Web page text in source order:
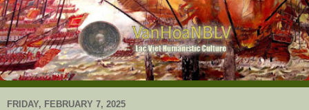
FRIDAY, FEBRUARY 7, 2025